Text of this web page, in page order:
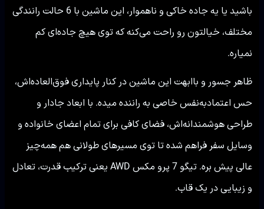
باشید یا یه جاده خاکی و ناهموار، این ماشین با 6 حالت رانندگی
مختلف، خیالتون رو راحت می‌کنه که توی هیچ جاده‌ای کم
نمیاره.
ظاهر جسور و باابهت این ماشین در کنار پایداری فوق‌العاده‌اش،
حس اعتمادبه‌نفس خاصی به راننده میده. با ابعاد جادار و
طراحی هوشمندانه‌اش، فضای کافی برای تمام اعضای خانواده و
وسایل سفر فراهم شده تا توی مسیرهای طولانی هم همه‌چیز
عالی پیش بره. تیگو 7 پرو مکس AWD یعنی ترکیب قدرت، تعادل
و زیبایی در یک قاب.